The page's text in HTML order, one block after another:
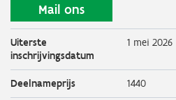
Mail ons
Uiterste
inschrijvingsdatum
1 mei 2026
Deelnameprijs 1440